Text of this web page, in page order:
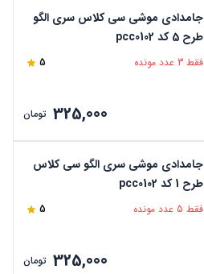
جامدادی موشی سی کلاس سری الگو
طرح 5 کد pcc0102
فقط 3 عدد مونده 5
325,000 تومان
جامدادی موشی سری الگو سی کلاس
طرح 1 کد pcc0102
فقط 5 عدد مونده 5
325,000 تومان